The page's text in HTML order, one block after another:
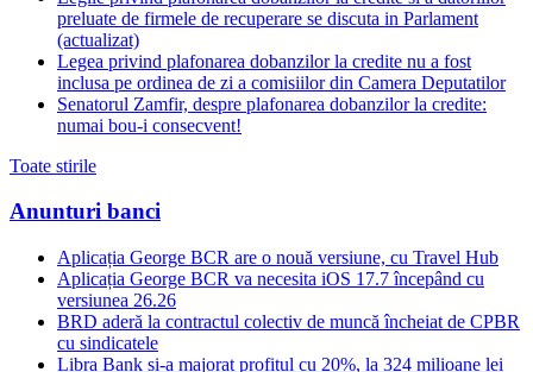
preluate de firmele de recuperare se discuta in Parlament
(actualizat)
Legea privind plafonarea dobanzilor la credite nu a fost
inclusa pe ordinea de zi a comisiilor din Camera Deputatilor
Senatorul Zamfir, despre plafonarea dobanzilor la credite:
numai bou-i consecvent!
Toate stirile
Anunturi banci
Aplicația George BCR are o nouă versiune, cu Travel Hub
Aplicația George BCR va necesita iOS 17.7 începând cu
versiunea 26.26
BRD aderă la contractul colectiv de muncă încheiat de CPBR
cu sindicatele
Libra Bank și-a majorat profitul cu 20%, la 324 milioane lei